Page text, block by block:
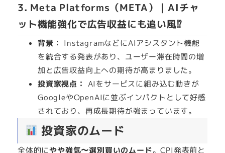
3. Meta Platforms（META）｜AIチャ
ット機能強化で広告収益にも追い風⁉
背景： InstagramなどにAIアシスタント機能
を統合する発表があり、ユーザー滞在時間の増
加と広告収益向上への期待が高まりました。
投資家視点： AIをサービスに組み込む動きが
GoogleやOpenAIに並ぶインパクトとして好感
されており、再成長期待が強まっています。
投資家のムード
全体的にやや強気〜選別買いのムード。CPI発表前と